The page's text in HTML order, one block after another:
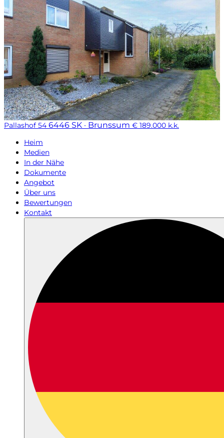
Pallashof 54 6446 SK · Brunssum € 189.000 k.k.
Heim
Medien
In der Nähe
Dokumente
Angebot
Über uns
Bewertungen
Kontakt